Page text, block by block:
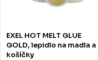
EXEL HOT MELT GLUE
GOLD, lepidlo na madla a
košíčky